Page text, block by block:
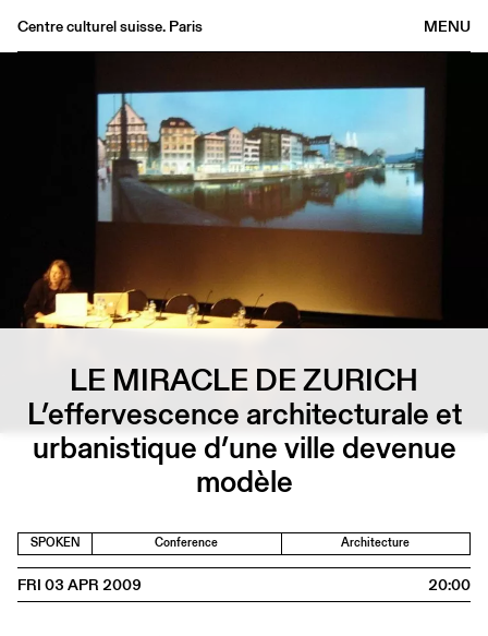
MENU
Centre culturel suisse. Paris
About
FR/EN
LE MIRACLE DE ZURICH
L’effervescence architecturale et
urbanistique d’une ville devenue
modèle
SPOKEN Conference Architecture
FRI 03 APR 2009 20:00